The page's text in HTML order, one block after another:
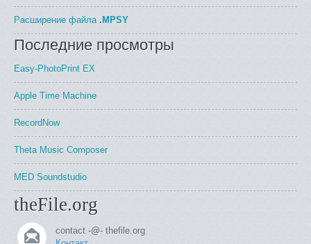
Расширение файла .MPSY
Последние просмотры
Easy-PhotoPrint EX
Apple Time Machine
RecordNow
Theta Music Composer
MED Soundstudio
theFile.org
contact -@- thefile.org